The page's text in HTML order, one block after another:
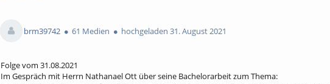
views
brm39742
61 Medien hochgeladen 31. August 2021
Folge vom 31.08.2021
Im Gespräch mit Herrn Nathanael Ott über seine Bachelorarbeit zum Thema: